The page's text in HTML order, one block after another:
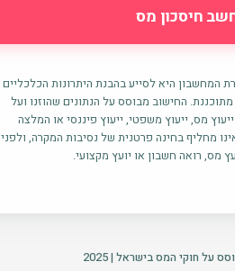
חיסכון מס
היא לסייע בהבנת היתרונות הכלכליים
החישוב מבוסס על הנתונים שהוזנו ועל
מס, ייעוץ משפטי, ייעוץ פיננסי או המלצה
מחליף בחינה פרטנית של נסיבות המקרה, ולפני
מס, רואה חשבון או יועץ מקצועי.
על חוקי המס בישראל | 2025